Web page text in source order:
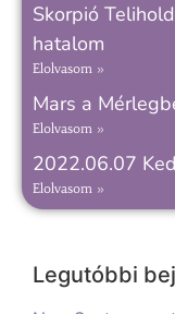
Skorpió
hatalom
Elolvasom »
Mars a
Elolvasom »
2022.06.07
Elolvasom »
Legutóbbi